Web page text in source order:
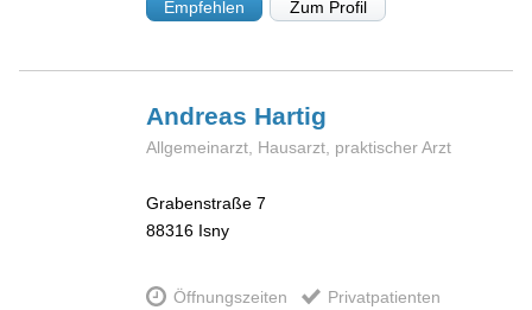
Empfehlen Zum Profil
Andreas Hartig
Allgemeinarzt, Hausarzt, praktischer Arzt
Grabenstraße 7
88316 Isny
Öffnungszeiten Privatpatienten